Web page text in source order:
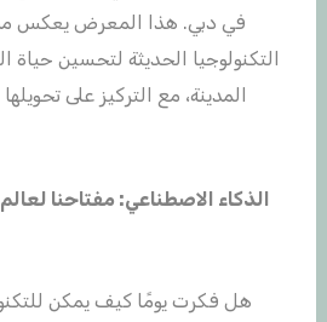
في دبي. هذا المعرض يعكس
التكنولوجيا الحديثة لتحسين حياة
المدينة، مع التركيز على
الذكاء الاصطناعي: مفتاحنا
هل فكرت يومًا كيف يمكن